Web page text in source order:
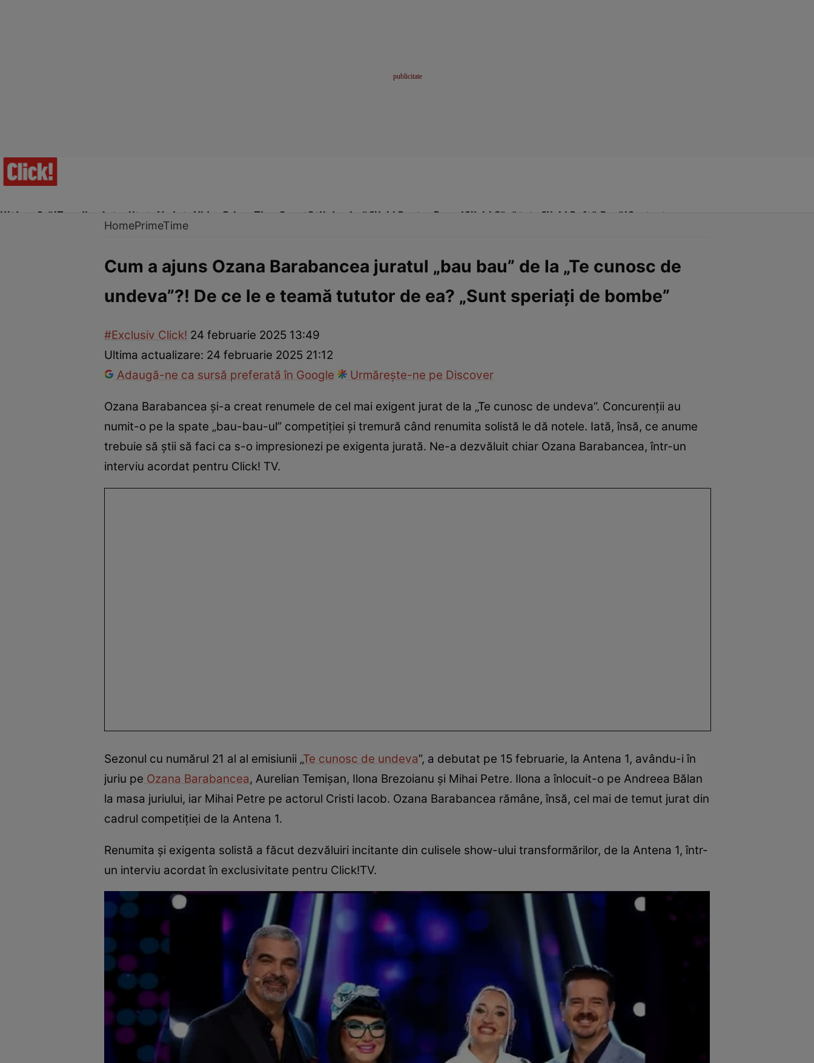
Ultima Oră!Trending Actualitate Vedete Video Prime Time SportStil de viațăClick! Pentru FemeiClick! Sănătate Click! Poftă Bună!Contact
Românii au talent Survivor RomâniaChefi la cuțiteEurovison
HomePrimeTime
Cum a ajuns Ozana Barabancea juratul „bau bau” de la „Te cunosc de
undeva”?! De ce le e teamă tututor de ea? „Sunt speriați de bombe”
#Exclusiv Click! 24 februarie 2025 13:49
Ultima actualizare: 24 februarie 2025 21:12
Adaugă-ne ca sursă preferată în Google
Urmărește-ne pe Discover
Ozana Barabancea și-a creat renumele de cel mai exigent jurat de la „Te cunosc de undeva”. Concurenții au
numit-o pe la spate „bau-bau-ul” competiției și tremură când renumita solistă le dă notele. Iată, însă, ce anume
trebuie să știi să faci ca s-o impresionezi pe exigenta jurată. Ne-a dezvăluit chiar Ozana Barabancea, într-un
interviu acordat pentru Click! TV.
Sezonul cu numărul 21 al al emisiunii „Te cunosc de undeva”, a debutat pe 15 februarie, la Antena 1, avându-i în
juriu pe Ozana Barabancea, Aurelian Temișan, Ilona Brezoianu și Mihai Petre. Ilona a înlocuit-o pe Andreea Bălan
la masa juriului, iar Mihai Petre pe actorul Cristi Iacob. Ozana Barabancea rămâne, însă, cel mai de temut jurat din
cadrul competiției de la Antena 1.
Renumita și exigenta solistă a făcut dezvăluiri incitante din culisele show-ului transformărilor, de la Antena 1, într-
un interviu acordat în exclusivitate pentru Click!TV.